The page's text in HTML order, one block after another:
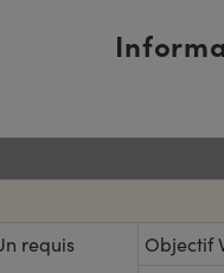
requis Objectif